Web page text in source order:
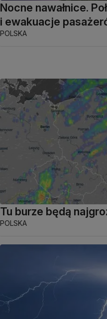
Nocne nawałnice.
i ewakuacje
POLSKA
Tu burze będą
POLSKA